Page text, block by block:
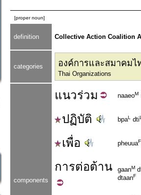
[proper noun]
definition Collective Action Coalition
categories องค์การและสมาคมไ
Thai Organizations
components
แนวร่วม naaeoM
ปฏิบัติ bpaL dti
เพื่อ pheuuaF
การต่อต้าน gaanM
dtaanF